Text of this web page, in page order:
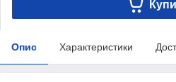
Опис Характеристики